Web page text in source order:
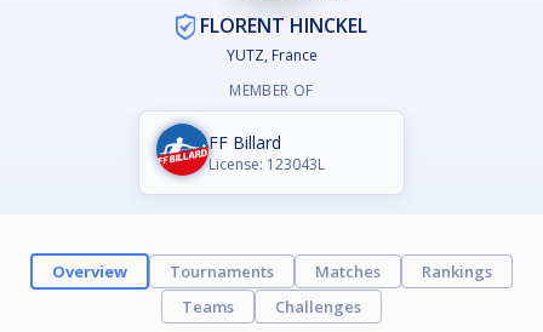
FLORENT HINCKEL
YUTZ, France
MEMBER OF
FF Billard
License: 123043L
Overview Tournaments Matches
Rankings
Teams
Challenges